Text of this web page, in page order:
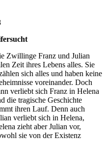
Zwillinge Franz und Julian
Zeit ihres Lebens alles. Sie
sich alles und haben keine
voreinander. Doch
verliebt sich Franz in Helena
die tragische Geschichte
ihren Lauf. Denn auch
verliebt sich in Helena,
zieht aber Julian vor,
sie von der Existenz